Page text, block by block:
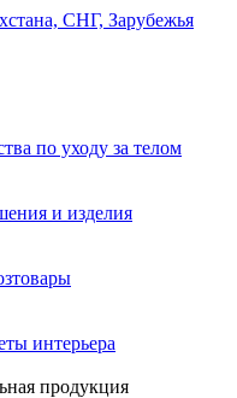
по уходу за телом
и изделия
интерьера
продукция